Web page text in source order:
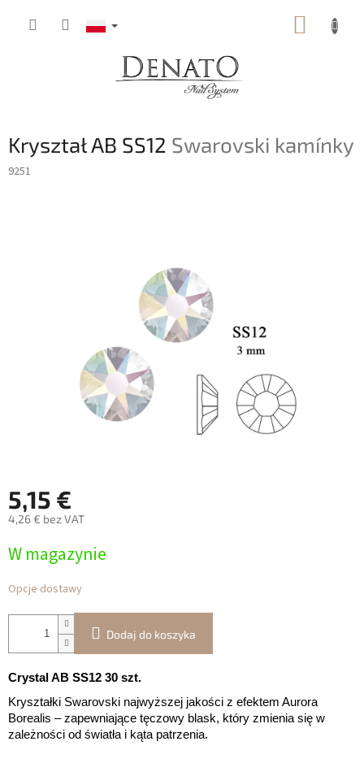
Kryształ AB SS12 Swarovski kamínky
9251
5,15 €
4,26 € bez VAT
jednostkowa:
W magazynie
Opcje dostawy
Dodaj do koszyka
Crystal AB SS12 30 szt.
Kryształki Swarovski najwyższej jakości z efektem Aurora
Borealis – zapewniające tęczowy blask, który zmienia się w
zależności od światła i kąta patrzenia.